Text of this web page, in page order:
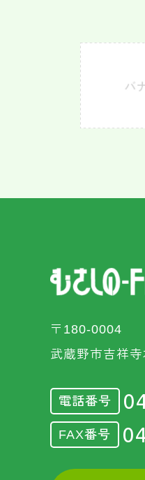
〒180-0004
武蔵野市吉祥
電話番号
FAX番号